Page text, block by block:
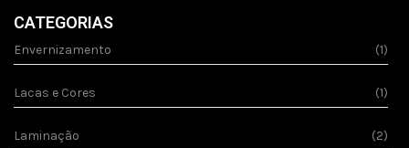
CATEGORIAS
Envernizamento (1)
Lacas e Cores (1)
Laminação (2)